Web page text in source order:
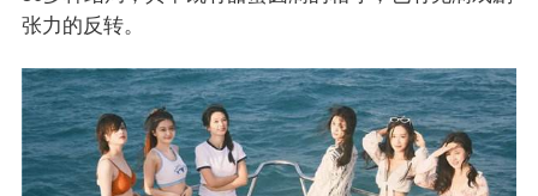
张力的反转。